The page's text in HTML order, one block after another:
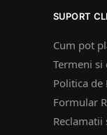
SUPORT
Cum pot
Termeni si
Politica de
Formular
Reclamatii